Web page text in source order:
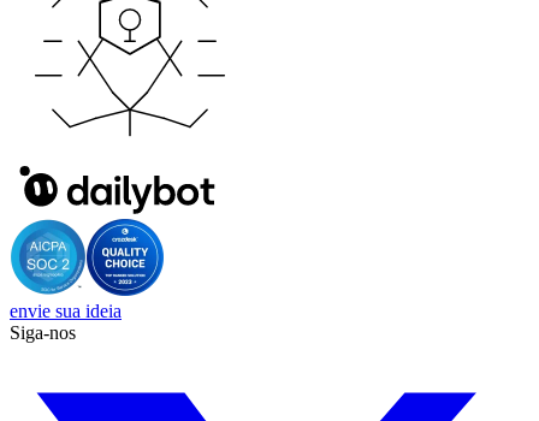
envie sua ideia
Siga-nos